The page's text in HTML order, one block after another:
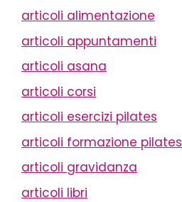
articoli alimentazione
articoli appuntamenti
articoli asana
articoli corsi
articoli esercizi pilates
articoli formazione pilates
articoli gravidanza
articoli libri